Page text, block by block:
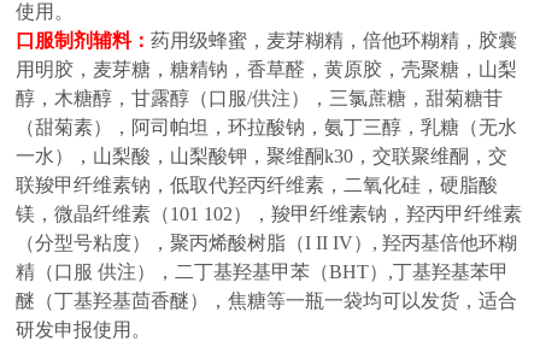
使用。
口服制剂辅料：药用级蜂蜜，麦芽糊精，倍他环糊精，胶囊
用明胶，麦芽糖，糖精钠，香草醛，黄原胶，壳聚糖，山梨
醇，木糖醇，甘露醇（口服/供注），三氯蔗糖，甜菊糖苷
（甜菊素），阿司帕坦，环拉酸钠，氨丁三醇，乳糖（无水
一水），山梨酸，山梨酸钾，聚维酮k30，交联聚维酮，交
联羧甲纤维素钠，低取代羟丙纤维素，二氧化硅，硬脂酸
镁，微晶纤维素（101 102），羧甲纤维素钠，羟丙甲纤维素
（分型号粘度），聚丙烯酸树脂（I II IV）, 羟丙基倍他环糊
精（口服 供注），二丁基羟基甲苯（BHT）,丁基羟基苯甲
醚（丁基羟基茴香醚），焦糖等一瓶一袋均可以发货，适合
研发申报使用。